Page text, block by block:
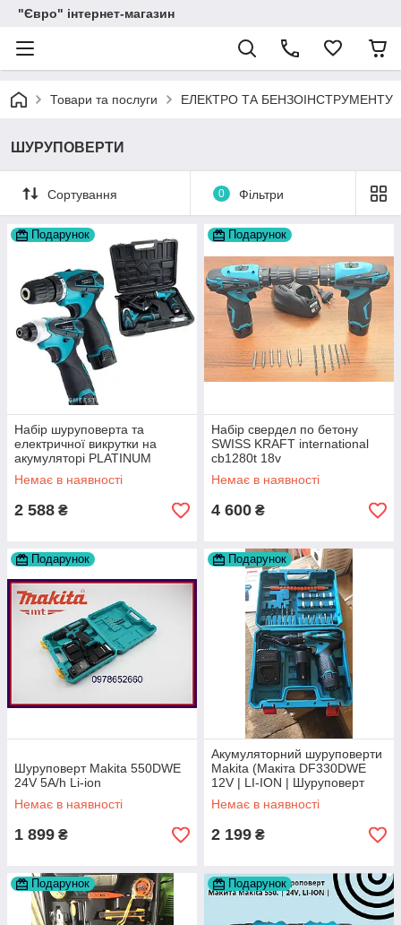
"Євро" інтернет-магазин
Товари та послуги ЕЛЕКТРО ТА БЕНЗОІНСТРУМЕНТУ
ШУРУПОВЕРТИ
Сортування 0 Фільтри
Подарунок
Набір шуруповерта та
електричної викрутки на
акумуляторі PLATINUM
TOOLS CB1080T
Немає в наявності
2 588 ₴
Подарунок
Набір свердел по бетону
SWISS KRAFT international
cb1280t 18v
Немає в наявності
4 600 ₴
Подарунок
Шуруповерт Makita 550DWE
24V 5A/h Li-ion
Немає в наявності
1 899 ₴
Подарунок
Акумуляторний шуруповерти
Makita (Макіта DF330DWE
12V | LI-ION | Шуруповерт
акумуляторний makita
Немає в наявності
2 199 ₴
Подарунок Подарунок